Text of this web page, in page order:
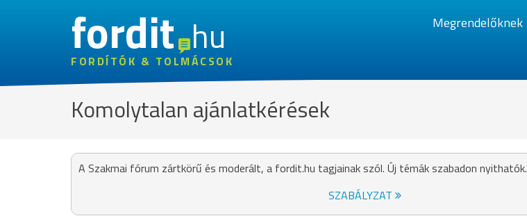
fordithu
FORDÍTÓK & TOLMÁCSOK
Megrendelőknek
Komolytalan ajánlatkérések
A Szakmai fórum zártkörű és moderált, a fordit.hu tagjainak szól. Új témák szabadon nyithatók.
SZABÁLYZAT